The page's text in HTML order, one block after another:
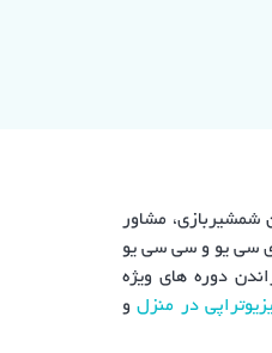
شمشیربازی، مشاور
در بخشهای فیزیوتراپی، آی سی یو و سی سی یو
دوره های ویژه
در منزلو